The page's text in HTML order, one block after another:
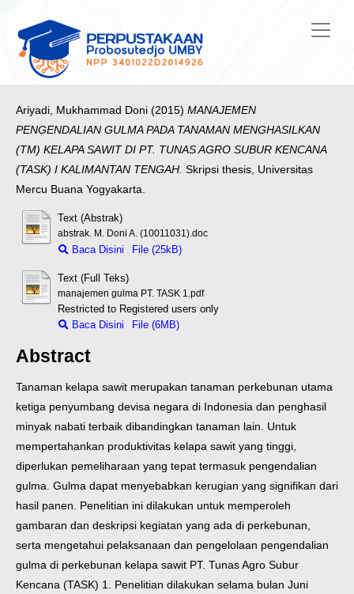
Ariyadi, Mukhammad Doni (2015) MANAJEMEN
PENGENDALIAN GULMA PADA TANAMAN MENGHASILKAN
(TM) KELAPA SAWIT DI PT. TUNAS AGRO SUBUR KENCANA
(TASK) I KALIMANTAN TENGAH. Skripsi thesis, Universitas
Mercu Buana Yogyakarta.
Text (Abstrak)
abstrak. M. Doni A. (10011031).doc
Baca Disini File (25kB)
Text (Full Teks)
manajemen gulma PT. TASK 1.pdf
Restricted to Registered users only
Baca Disini
File (6MB)
Abstract
Tanaman kelapa sawit merupakan tanaman perkebunan utama
ketiga penyumbang devisa negara di Indonesia dan penghasil
minyak nabati terbaik dibandingkan tanaman lain. Untuk
mempertahankan produktivitas kelapa sawit yang tinggi,
diperlukan pemeliharaan yang tepat termasuk pengendalian
gulma. Gulma dapat menyebabkan kerugian yang signifikan dari
hasil panen. Penelitian ini dilakukan untuk memperoleh
gambaran dan deskripsi kegiatan yang ada di perkebunan,
serta mengetahui pelaksanaan dan pengelolaan pengendalian
gulma di perkebunan kelapa sawit PT. Tunas Agro Subur
Kencana (TASK) 1. Penelitian dilakukan selama bulan Juni